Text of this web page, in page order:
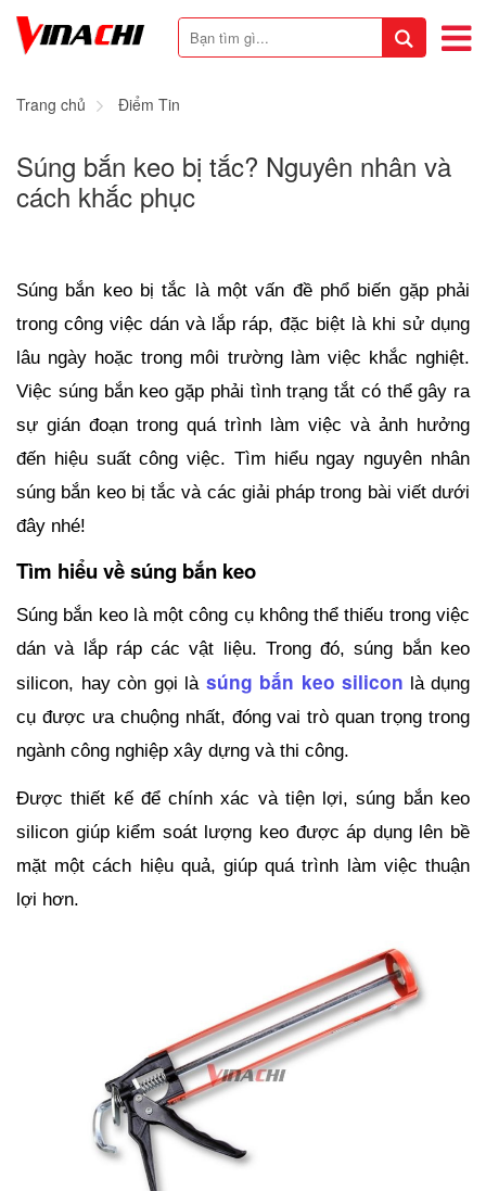
Trang chủ Điểm Tin
Súng bắn keo bị tắc? Nguyên nhân và
cách khắc phục
Súng bắn keo bị tắc là một vấn đề phổ biến gặp phải
trong công việc dán và lắp ráp, đặc biệt là khi sử dụng
lâu ngày hoặc trong môi trường làm việc khắc nghiệt.
Việc súng bắn keo gặp phải tình trạng tắt có thể gây ra
sự gián đoạn trong quá trình làm việc và ảnh hưởng
đến hiệu suất công việc. Tìm hiểu ngay nguyên nhân
súng bắn keo bị tắc và các giải pháp trong bài viết dưới
đây nhé!
Tìm hiểu về súng bắn keo
Súng bắn keo là một công cụ không thể thiếu trong việc
dán và lắp ráp các vật liệu. Trong đó, súng bắn keo
silicon, hay còn gọi là súng bắn keo silicon là dụng
cụ được ưa chuộng nhất, đóng vai trò quan trọng trong
ngành công nghiệp xây dựng và thi công.
Được thiết kế để chính xác và tiện lợi, súng bắn keo
silicon giúp kiểm soát lượng keo được áp dụng lên bề
mặt một cách hiệu quả, giúp quá trình làm việc thuận
lợi hơn.